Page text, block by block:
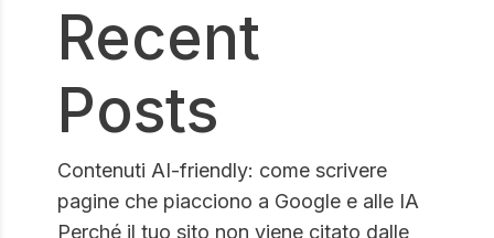
Recent
Posts
Contenuti AI-friendly: come scrivere
pagine che piacciono a Google e alle IA
Perché il tuo sito non viene citato dalle